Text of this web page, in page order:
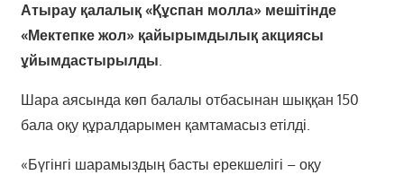
Атырау қалалық «Құспан молла» мешітінде
«Мектепке жол» қайырымдылық акциясы
ұйымдастырылды.
Шара аясында көп балалы отбасынан шыққан 150
бала оқу құралдарымен қамтамасыз етілді.
«Бүгінгі шарамыздың басты ерекшелігі – оқу